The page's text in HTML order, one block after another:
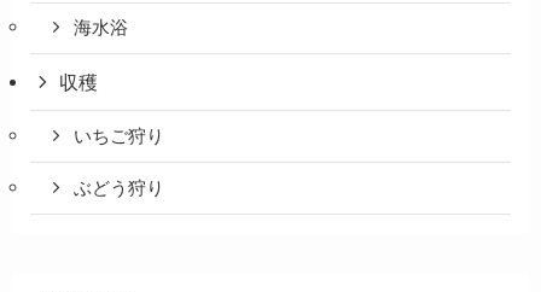
海水浴
収穫
いちご狩り
ぶどう狩り